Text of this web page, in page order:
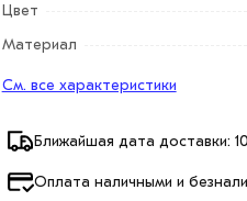
Цвет
Материал
См. все характеристики
Ближайшая дата доставки:
Оплата наличными и